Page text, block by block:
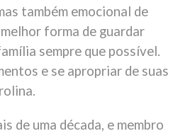
também emocional de
forma de guardar
sempre que possível.
e se apropriar de suas
de uma década, e membro